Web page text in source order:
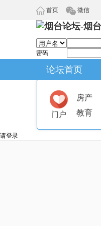
首页 微信
密码
论坛首页
门户
房产
教育
请登录